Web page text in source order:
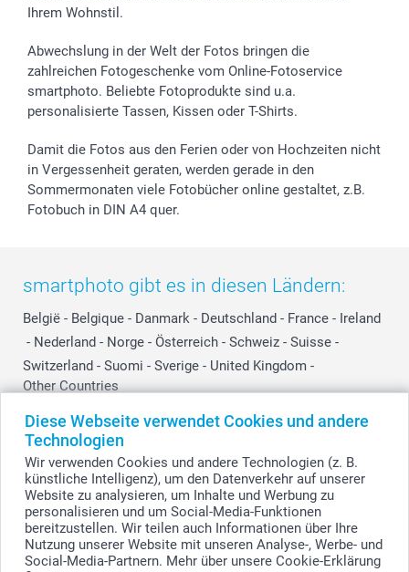
Diese Webseite verwendet Cookies und andere
Technologien
Wir verwenden Cookies und andere Technologien (z. B.
künstliche Intelligenz), um den Datenverkehr auf unserer
Website zu analysieren, um Inhalte und Werbung zu
personalisieren und um Social-Media-Funktionen
bereitzustellen. Wir teilen auch Informationen über Ihre
Nutzung unserer Website mit unseren Analyse-, Werbe- und
Social-Media-Partnern. Mehr über unsere Cookie-Erklärung
Ihrem Wohnstil.
Abwechslung in der Welt der Fotos bringen die
zahlreichen Fotogeschenke vom Online-Fotoservice
smartphoto. Beliebte Fotoprodukte sind u.a.
personalisierte Tassen, Kissen oder T-Shirts.
Damit die Fotos aus den Ferien oder von Hochzeiten nicht
in Vergessenheit geraten, werden gerade in den
Sommermonaten viele Fotobücher online gestaltet, z.B.
Fotobuch in DIN A4 quer.
smartphoto gibt es in diesen Ländern:
België - Belgique - Danmark - Deutschland - France - Ireland
- Nederland - Norge - Österreich - Schweiz - Suisse -
Switzerland - Suomi - Sverige - United Kingdom -
Other Countries
© smartphoto Group. Alle Rechte vorbehalten.
Alle Preise verstehen sich in Schweizer Franken (CHF) inkl. MwSt. und zzgl.
Versandkosten.